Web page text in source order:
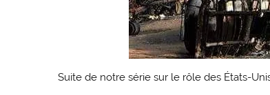
Suite de notre série sur le rôle des États-